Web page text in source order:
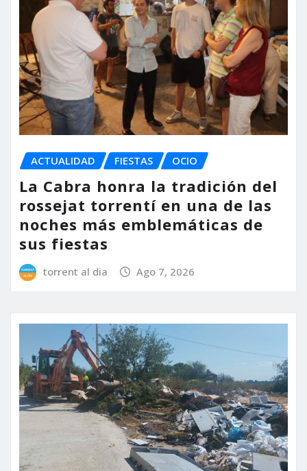
ACTUALIDAD FIESTAS OCIO
La Cabra honra la tradición del
rossejat torrentí en una de las
noches más emblemáticas de
sus fiestas
torrent al dia Ago 7, 2026